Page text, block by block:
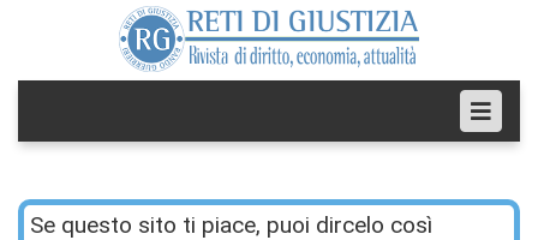
Se questo sito ti piace, puoi dircelo così